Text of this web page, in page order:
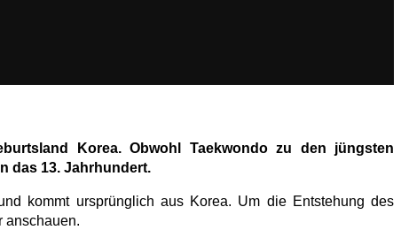
Korea. Obwohl Taekwondo zu den jüngsten
das 13. Jahrhundert.
kommt ursprünglich aus Korea. Um die Entstehung des
anschauen.